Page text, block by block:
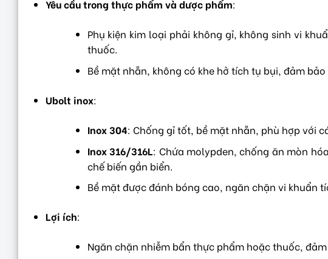
Yêu cầu trong thực phẩm và dược phẩm:
Phụ kiện kim loại phải không gỉ, không sinh vi
thuốc.
Bề mặt nhẵn, không có khe hở tích tụ bụi, đảm bảo
Ubolt inox:
Inox 304: Chống gỉ tốt, bề mặt nhẵn, phù hợp với
Inox 316/316L: Chứa molypden, chống ăn mòn
chế biến gần biển.
Bề mặt được đánh bóng cao, ngăn chặn vi khuẩn
Lợi ích:
Ngăn chặn nhiễm bẩn thực phẩm hoặc thuốc,